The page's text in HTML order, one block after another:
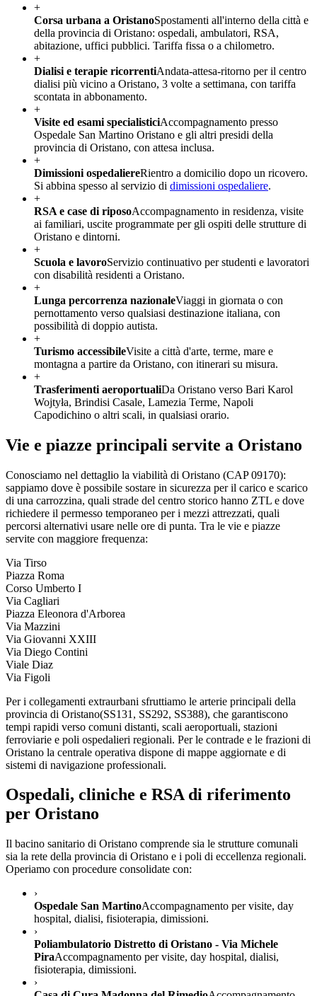
+
Corsa urbana a OristanoSpostamenti all'interno della città e
della provincia di Oristano: ospedali, ambulatori, RSA,
abitazione, uffici pubblici. Tariffa fissa o a chilometro.
+
Dialisi e terapie ricorrentiAndata-attesa-ritorno per il centro
dialisi più vicino a Oristano, 3 volte a settimana, con tariffa
scontata in abbonamento.
+
Visite ed esami specialisticiAccompagnamento presso
Ospedale San Martino Oristano e gli altri presidi della
provincia di Oristano, con attesa inclusa.
+
Dimissioni ospedaliereRientro a domicilio dopo un ricovero.
Si abbina spesso al servizio di dimissioni ospedaliere.
+
RSA e case di riposoAccompagnamento in residenza, visite
ai familiari, uscite programmate per gli ospiti delle strutture di
Oristano e dintorni.
+
Scuola e lavoroServizio continuativo per studenti e lavoratori
con disabilità residenti a Oristano.
+
Lunga percorrenza nazionaleViaggi in giornata o con
pernottamento verso qualsiasi destinazione italiana, con
possibilità di doppio autista.
+
Turismo accessibileVisite a città d'arte, terme, mare e
montagna a partire da Oristano, con itinerari su misura.
+
Trasferimenti aeroportualiDa Oristano verso Bari Karol
Wojtyła, Brindisi Casale, Lamezia Terme, Napoli
Capodichino o altri scali, in qualsiasi orario.
Vie e piazze principali servite a Oristano
Conosciamo nel dettaglio la viabilità di Oristano (CAP09170):
sappiamo dove è possibile sostare in sicurezza per il carico e scarico
di una carrozzina, quali strade del centro storico hanno ZTL e dove
richiedere il permesso temporaneo per i mezzi attrezzati, quali
percorsi alternativi usare nelle ore di punta. Tra le vie e piazze
servite con maggiore frequenza:
Via Tirso
Piazza Roma
Corso Umberto I
Via Cagliari
Piazza Eleonora d'Arborea
Via Mazzini
Via Giovanni XXIII
Via Diego Contini
Viale Diaz
Via Figoli
Per i collegamenti extraurbani sfruttiamo le arterie principali della
provincia di Oristano(SS131, SS292, SS388), che garantiscono
tempi rapidi verso comuni distanti, scali aeroportuali, stazioni
ferroviarie e poli ospedalieri regionali. Per le contrade e le frazioni di
Oristano la centrale operativa dispone di mappe aggiornate e di
sistemi di navigazione professionali.
Ospedali, cliniche e RSA di riferimento
per Oristano
Il bacino sanitario di Oristano comprende sia le strutture comunali
sia la rete della provincia di Oristano e i poli di eccellenza regionali.
Operiamo con procedure consolidate con:
›
Ospedale San MartinoAccompagnamento per visite, day
hospital, dialisi, fisioterapia, dimissioni.
›
Poliambulatorio Distretto di Oristano - Via Michele
PiraAccompagnamento per visite, day hospital, dialisi,
fisioterapia, dimissioni.
›